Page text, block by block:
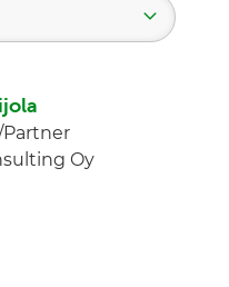
Partner
Oy